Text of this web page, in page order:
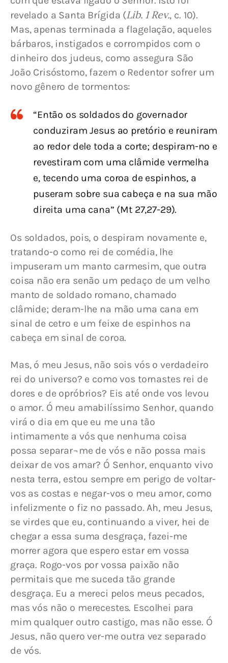
revelado a Santa Brígida (Lib. 1 Rev., c. 10).
Mas, apenas terminada a flagelação, aqueles
bárbaros, instigados e corrompidos com o
dinheiro dos judeus, como assegura São
João Crisóstomo, fazem o Redentor sofrer um
novo gênero de tormentos:
“Então os soldados do governador
conduziram Jesus ao pretório e reuniram
ao redor dele toda a corte; despiram-no e
revestiram com uma clâmide vermelha
e, tecendo uma coroa de espinhos, a
puseram sobre sua cabeça e na sua mão
direita uma cana” (Mt 27,27-29).
Os soldados, pois, o despiram novamente e,
tratando-o como rei de comédia, lhe
impuseram um manto carmesim, que outra
coisa não era senão um pedaço de um velho
manto de soldado romano, chamado
clâmide; deram-lhe na mão uma cana em
sinal de cetro e um feixe de espinhos na
cabeça em sinal de coroa.
Mas, ó meu Jesus, não sois vós o verdadeiro
rei do universo? e como vos tornastes rei de
dores e de opróbrios? Eis até onde vos levou
o amor. Ó meu amabilíssimo Senhor, quando
virá o dia em que eu me una tão
intimamente a vós que nenhuma coisa
possa separar¬me de vós e não possa mais
deixar de vos amar? Ó Senhor, enquanto vivo
nesta terra, estou sempre em perigo de voltar-
vos as costas e negar-vos o meu amor, como
infelizmente o fiz no passado. Ah, meu Jesus,
se virdes que eu, continuando a viver, hei de
chegar a essa suma desgraça, fazei-me
morrer agora que espero estar em vossa
graça. Rogo-vos por vossa paixão não
permitais que me suceda tão grande
desgraça. Eu a mereci pelos meus pecados,
mas vós não o merecestes. Escolhei para
mim qualquer outro castigo, mas não esse. Ó
Jesus, não quero ver-me outra vez separado
de vós.